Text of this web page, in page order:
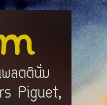
พลตตินั่ม
Piguet,